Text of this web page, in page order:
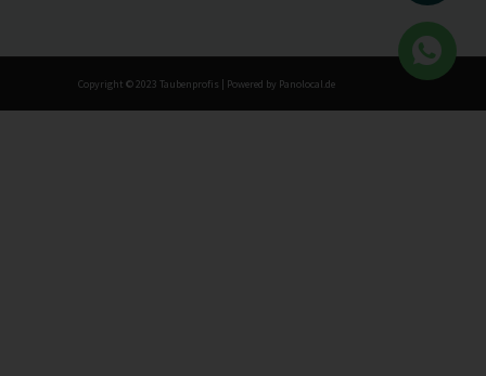
Copyright © 2023 Taubenprofis | Powered by Panolocal.de